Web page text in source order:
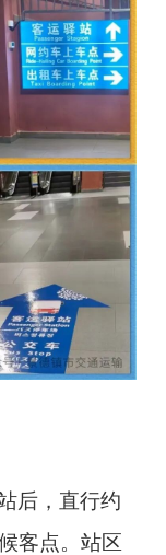
后，直行约
客点。站区